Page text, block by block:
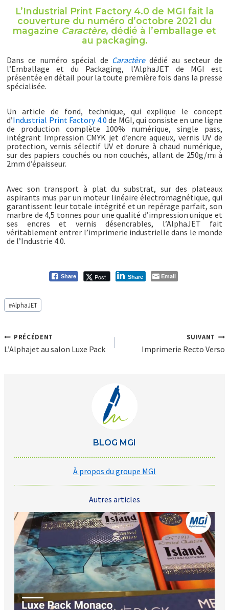
L’Industrial Print Factory 4.0 de MGI fait la
couverture du numéro d’octobre 2021 du
magazine Caractère, dédié à l’emballage et
au packaging.
Dans ce numéro spécial de Caractèredédié au secteur de
l’Emballage et du Packaging, l’AlphaJET de MGI est
présentée en détail pour la toute première fois dans la presse
spécialisée.
Un article de fond, technique, qui explique le concept
d’Industrial Print Factory 4.0 de MGI, qui consiste en une ligne
de production complète 100% numérique, single pass,
intégrant Impression CMYK jet d’encre aqueux, vernis UV de
protection, vernis sélectif UV et dorure à chaud numérique,
sur des papiers couchés ou non couchés, allant de 250g/m2à
2mm d’épaisseur.
Avec son transport à plat du substrat, sur des plateaux
aspirants mus par un moteur linéaire électromagnétique, qui
garantissent leur totale intégrité et un repérage parfait, son
marbre de 4,5 tonnes pour une qualité d’impression unique et
ses encres et vernis désencrables, l’AlphaJET fait
véritablement entrer l’imprimerie industrielle dans le monde
de l’Industrie 4.0.
Share Post Share Email
Post
Tags
#AlphaJET
Navigation
de
l’article
PRÉCÉDENT
L’Alphajet au salon Luxe Pack
SUIVANT
Imprimerie Recto Verso
BLOG MGI
À propos du groupe MGI
Autres articles